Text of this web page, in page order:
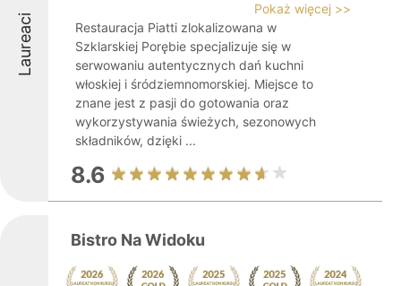
Laureaci
Pokaż więcej >>
Restauracja Piatti zlokalizowana w
Szklarskiej Porębie specjalizuje się w
serwowaniu autentycznych dań kuchni
włoskiej i śródziemnomorskiej. Miejsce to
znane jest z pasji do gotowania oraz
wykorzystywania świeżych, sezonowych
składników, dzięki ...
8.6
Bistro Na Widoku